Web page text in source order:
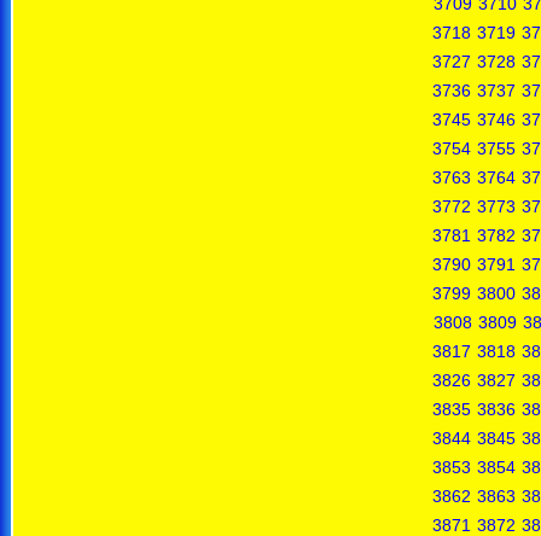
3718 3719
3727 3728
3736 3737
3745 3746
3754 3755
3763 3764
3772 3773
3781 3782
3790 3791
3799 3800
3808 3809
3817 3818
3826 3827
3835 3836
3844 3845
3853 3854
3862 3863
3871 3872